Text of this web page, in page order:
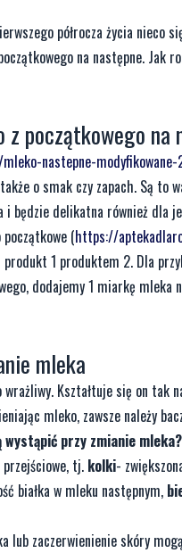
półrocza życia
na następne. Jak
początkowego na
nastepne-
o smak czy zapach. Są to
będzie delikatna również dla
(https://
1 produktem 2. Dla
dodajemy 1 miarkę
mleka
Kształtuje się on
mleko, zawsze należy
wystąpić przy zmianie mleka?
przejściowe, tj. kolki-
białka w mleku następnym,
lub zaczerwienienie skóry